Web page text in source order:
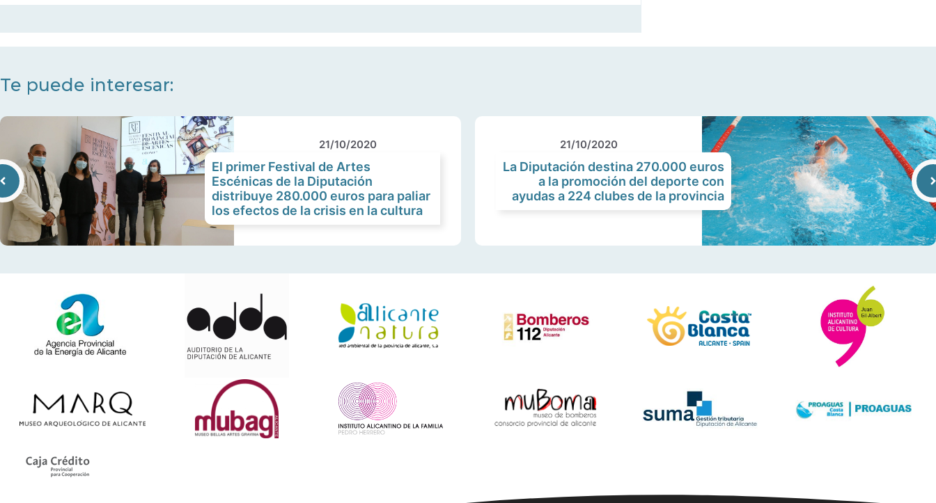
Te puede interesar:
21/10/2020
El primer Festival de Artes
Escénicas de la Diputación
distribuye 280.000 euros para paliar
los efectos de la crisis en la cultura
21/10/2020
La Diputación destina 270.000 euros
a la promoción del deporte con
ayudas a 224 clubes de la provincia